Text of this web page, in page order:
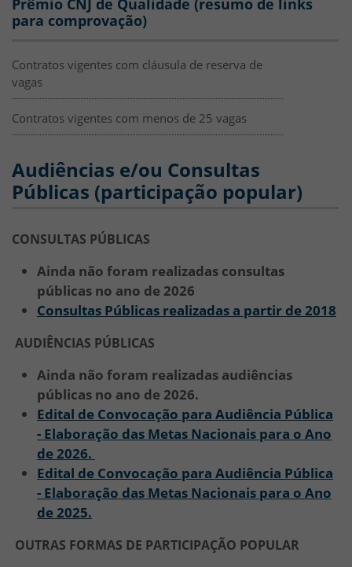
Prêmio CNJ de Qualidade (resumo de links
para comprovação)
Contratos vigentes com cláusula de reserva de
vagas
Contratos vigentes com menos de 25 vagas
Audiências e/ou Consultas
Públicas (participação popular)
CONSULTAS PÚBLICAS
Ainda não foram realizadas consultas
públicas no ano de 2026
Consultas Públicas realizadas a partir de 2018
AUDIÊNCIAS PÚBLICAS
Ainda não foram realizadas audiências
públicas no ano de 2026.
Edital de Convocação para Audiência Pública
- Elaboração das Metas Nacionais para o Ano
de 2026.
Edital de Convocação para Audiência Pública
- Elaboração das Metas Nacionais para o Ano
de 2025.
OUTRAS FORMAS DE PARTICIPAÇÃO POPULAR